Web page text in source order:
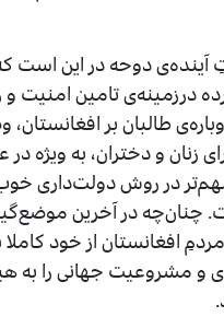
دوحه در این است
درزمینه‌ی تامین
طالبان بر
زنان و دختران، به ویژه
در روش دولت‌داری
چنان‌چه در آخرین
افغانستان از خود کاملا
مشروعیت جهانی را به